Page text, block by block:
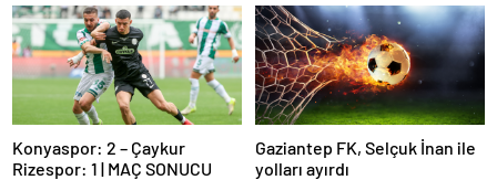
Konyaspor: 2 – Çaykur
Rizespor: 1 | MAÇ SONUCU
Gaziantep FK, Selçuk İnan ile
yolları ayırdı